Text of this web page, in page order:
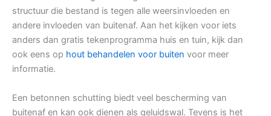
structuur die bestand is tegen alle weersinvloeden en
andere invloeden van buitenaf. Aan het kijken voor iets
anders dan gratis tekenprogramma huis en tuin, kijk dan
ook eens op hout behandelen voor buiten voor meer
informatie.
Een betonnen schutting biedt veel bescherming van
buitenaf en kan ook dienen als geluidswal. Tevens is het